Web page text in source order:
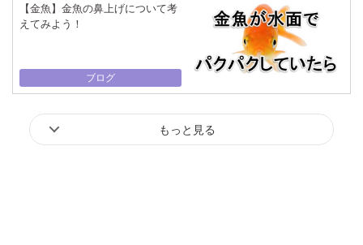
【金魚】金魚の鼻上げについて考
えてみよう！
ブログ
もっと見る